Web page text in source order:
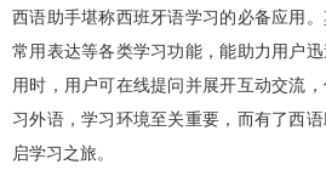
西语助手堪称西班牙语学习的必备应用
常用表达等各类学习功能，能助力用户
用时，用户可在线提问并展开互动交流
习外语，学习环境至关重要，而有了西
启学习之旅。